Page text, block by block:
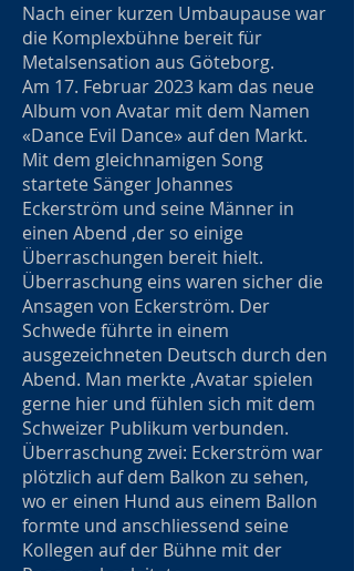
Nach einer kurzen Umbaupause war
die Komplexbühne bereit für
Metalsensation aus Göteborg.
Am 17. Februar 2023 kam das neue
Album von Avatar mit dem Namen
«Dance Evil Dance» auf den Markt.
Mit dem gleichnamigen Song
startete Sänger Johannes
Eckerström und seine Männer in
einen Abend ,der so einige
Überraschungen bereit hielt.
Überraschung eins waren sicher die
Ansagen von Eckerström. Der
Schwede führte in einem
ausgezeichneten Deutsch durch den
Abend. Man merkte ,Avatar spielen
gerne hier und fühlen sich mit dem
Schweizer Publikum verbunden.
Überraschung zwei: Eckerström war
plötzlich auf dem Balkon zu sehen,
wo er einen Hund aus einem Ballon
formte und anschliessend seine
Kollegen auf der Bühne mit der